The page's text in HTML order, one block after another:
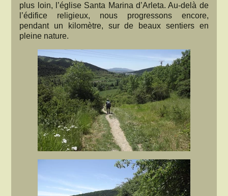
plus loin, l’église Santa Marina d’Arleta. Au-delà de
l’édifice religieux, nous progressons encore,
pendant un kilomètre, sur de beaux sentiers en
pleine nature.